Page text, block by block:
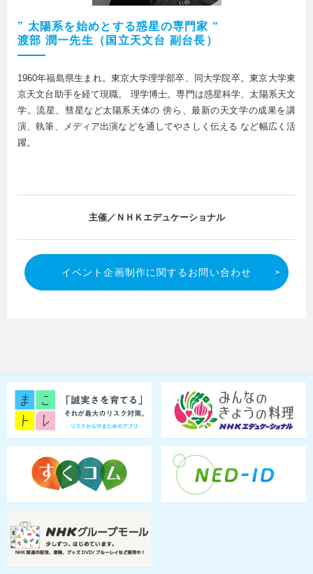
” 太陽系を始めとする惑星の専門家 “
渡部 潤一先生（国立天文台 副台長）
1960年福島県生まれ。東京大学理学部卒、同大学院卒。東京大学東
京天文台助手を経て現職。 理学博士。専門は惑星科学、太陽系天文
学。流星、彗星など太陽系天体の 傍ら、最新の天文学の成果を講
演、執筆、メディア出演などを通してやさしく伝える など幅広く活
躍。
主催／ＮＨＫエデュケーショナル
イベント企画制作に関するお問い合わせ